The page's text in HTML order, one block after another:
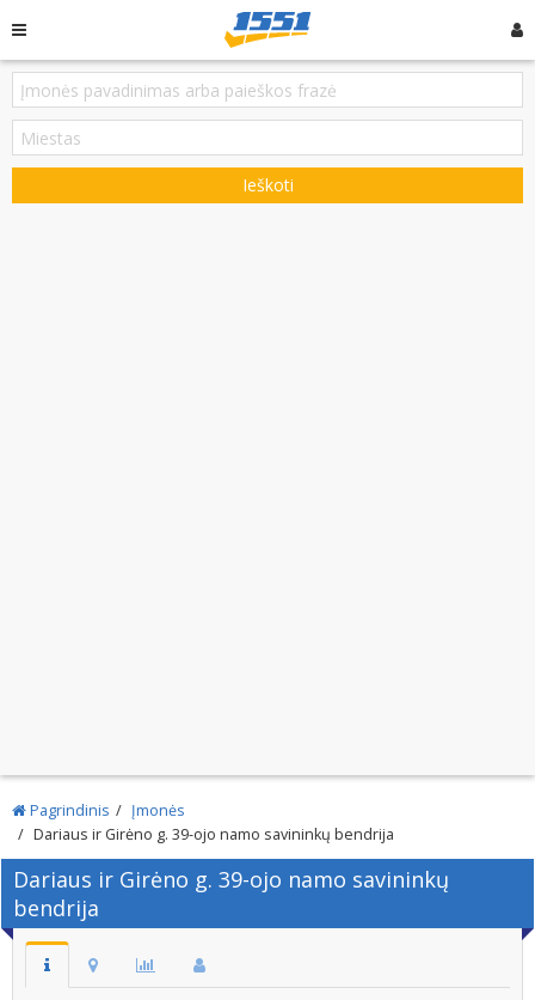
Ieškoti
Pagrindinis
Įmonės
Dariaus ir Girėno g. 39-ojo namo savininkų bendrija
Dariaus ir Girėno g. 39-ojo namo savininkų
bendrija